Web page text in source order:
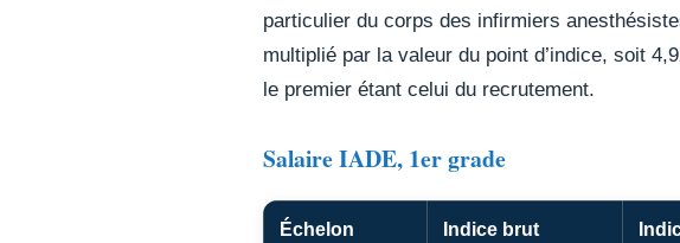
particulier du corps des infirmiers
multiplié par la valeur du point d’indice, soit
le premier étant celui du recrutement.
Salaire IADE, 1er grade
Échelon Indice brut